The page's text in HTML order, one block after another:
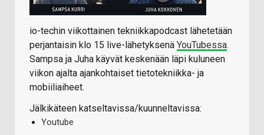
io-techin viikottainen tekniikkapodcast lähetetään
perjantaisin klo 15 live-lähetyksenä YouTubessa.
Sampsa ja Juha käyvät keskenään läpi kuluneen
viikon ajalta ajankohtaiset tietotekniikka- ja
mobiiliaiheet.
Jälkikäteen katseltavissa/kuunneltavissa:
Youtube